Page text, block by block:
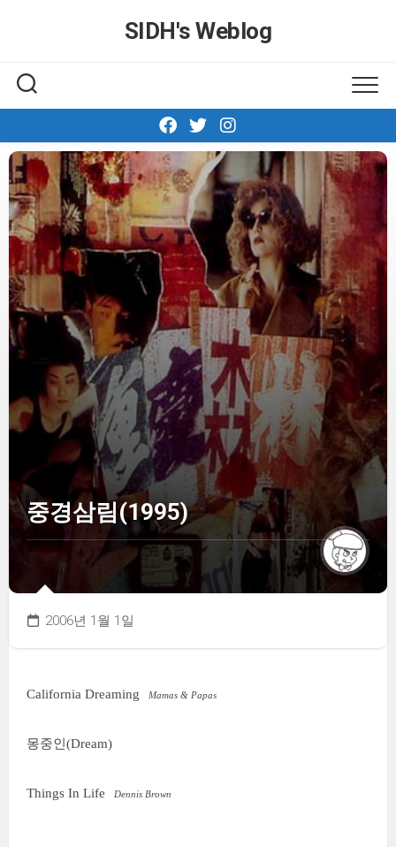
SIDH′s Weblog
중경삼림(1995)
2006년 1월 1일
California Dreaming Mamas & Papas
몽중인(Dream)
Things In Life Dennis Brown